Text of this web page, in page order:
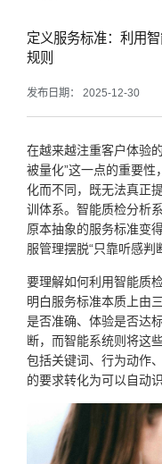
定义服务标准：利用
规则
发布日期： 2025-12-30
在越来越注重客户体验
被量化”这一点的重要
化而不同，既无法真正
训体系。智能质检分析
原本抽象的服务标准变
服管理摆脱“只靠听感判
要理解如何利用智能质
明白服务标准本质上由
是否准确、体验是否达
断，而智能系统则将这
包括关键词、行为动作
的要求转化为可以自动